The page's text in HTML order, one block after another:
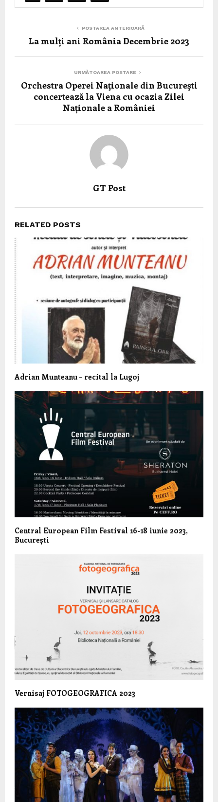
POSTAREA ANTERIOARĂ
La mulți ani România Decembrie 2023
URMĂTOAREA POSTARE
Orchestra Operei Naţionale din Bucureşti
concertează la Viena cu ocazia Zilei
Naționale a României
GT Post
RELATED POSTS
Adrian Munteanu – recital la Lugoj
Central European Film Festival 16-18 iunie 2023,
București
Vernisaj FOTOGEOGRAFICA 2023